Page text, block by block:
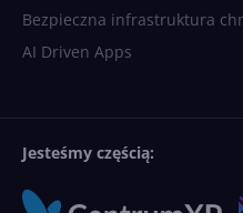
Bezpieczna infrastruktura
AI Driven Apps
Jesteśmy częścią: